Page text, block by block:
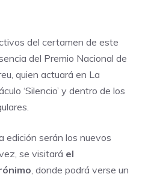
del certamen de este
del Premio Nacional de
, quien actuará en La
‘Silencio’ y dentro de los
edición serán los nuevos
se visitará el
, donde podrá verse un